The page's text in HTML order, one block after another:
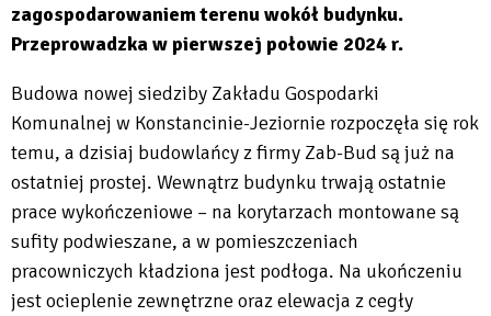
zagospodarowaniem terenu wokół budynku.
Przeprowadzka w pierwszej połowie 2024 r.
Budowa nowej siedziby Zakładu Gospodarki
Komunalnej w Konstancinie-Jeziornie rozpoczęła się rok
temu, a dzisiaj budowlańcy z firmy Zab-Bud są już na
ostatniej prostej. Wewnątrz budynku trwają ostatnie
prace wykończeniowe – na korytarzach montowane są
sufity podwieszane, a w pomieszczeniach
pracowniczych kładziona jest podłoga. Na ukończeniu
jest ocieplenie zewnętrzne oraz elewacja z cegły